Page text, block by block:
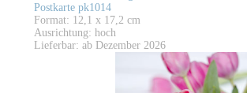
Postkarte pk1014
Format: 12,1 x 17,2 cm
Ausrichtung: hoch
Lieferbar: ab Dezember 2026